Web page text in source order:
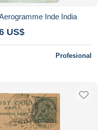
Inde India
US$
Profesional